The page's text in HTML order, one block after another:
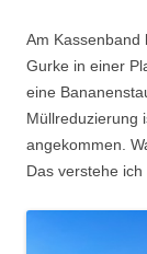
Am Kassenband
Gurke in einer
eine
Müllreduzierung
angekommen.
Das verstehe